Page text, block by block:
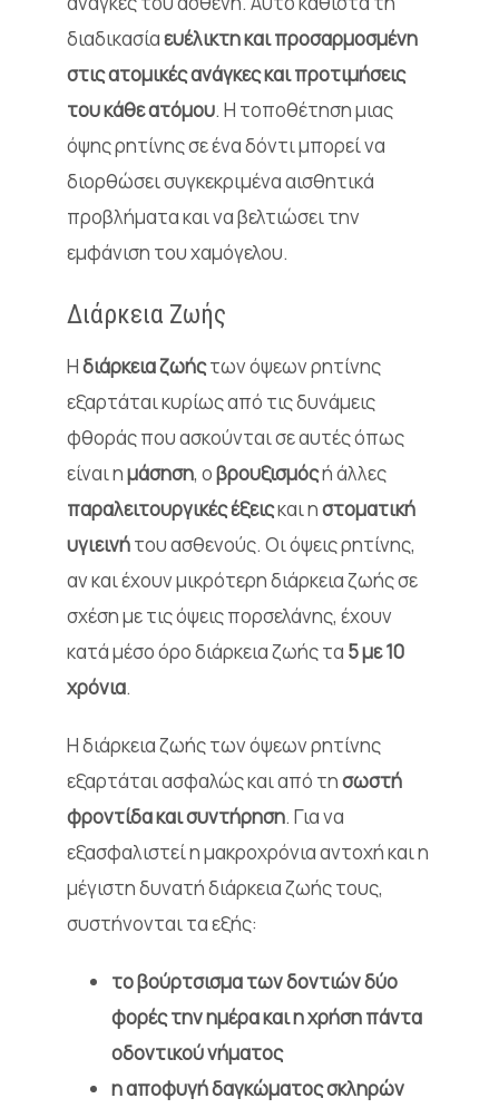
διαδικασίαευέλικτη και προσαρμοσμένη
στις ατομικές ανάγκες και προτιμήσεις
του κάθε ατόμου. Η τοποθέτηση μιας
όψης ρητίνης σε ένα δόντι μπορεί να
διορθώσει συγκεκριμένα αισθητικά
προβλήματα και να βελτιώσει την
εμφάνιση του χαμόγελου.
Διάρκεια Ζωής
Ηδιάρκεια ζωήςτων όψεων ρητίνης
εξαρτάται κυρίως από τις δυνάμεις
φθοράς που ασκούνται σε αυτές όπως
είναι ημάσηση, οβρουξισμόςή άλλες
παραλειτουργικές έξειςκαι ηστοματική
υγιεινήτου ασθενούς. Οι όψεις ρητίνης,
αν και έχουν μικρότερη διάρκεια ζωής σε
σχέση με τις όψεις πορσελάνης, έχουν
κατά μέσο όρο διάρκεια ζωής τα 5 με 10
χρόνια.
Η διάρκεια ζωής των όψεων ρητίνης
εξαρτάται ασφαλώς και από τησωστή
φροντίδα και συντήρηση. Για να
εξασφαλιστεί η μακροχρόνια αντοχή και η
μέγιστη δυνατή διάρκεια ζωής τους,
συστήνονται τα εξής:
το βούρτσισμα των δοντιών δύο
φορές την ημέρα και η χρήση πάντα
οδοντικού νήματος
η αποφυγή δαγκώματος σκληρών